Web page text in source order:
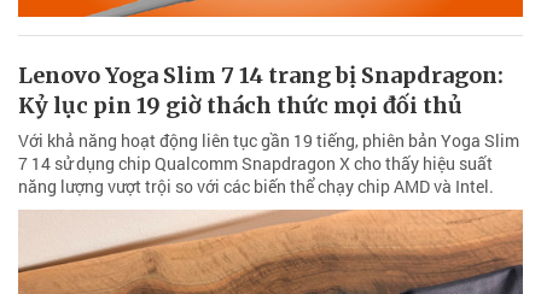
Lenovo Yoga Slim 7 14 trang bị Snapdragon:
Kỷ lục pin 19 giờ thách thức mọi đối thủ
Với khả năng hoạt động liên tục gần 19 tiếng, phiên bản Yoga Slim
7 14 sử dụng chip Qualcomm Snapdragon X cho thấy hiệu suất
năng lượng vượt trội so với các biến thể chạy chip AMD và Intel.